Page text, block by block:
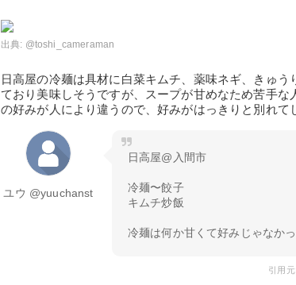
出典: @toshi_cameraman
日高屋の冷麺は具材に白菜キムチ、薬味ネギ、きゅ
ており美味しそうですが、スープが甘めなため苦手
の好みが人により違うので、好みがはっきりと別れて
ユウ @yuuchanst
日高屋@入間市
冷麺〜餃子
キムチ炒飯
冷麺は何か甘くて好みじゃなか
引用